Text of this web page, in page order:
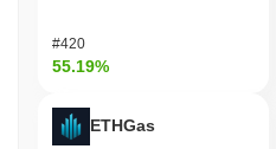
#420
55.19%
ETHGas